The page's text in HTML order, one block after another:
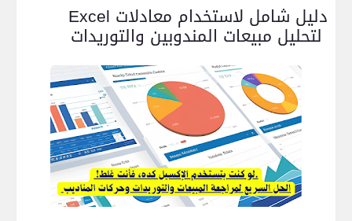
دليل شامل لاستخدام معادلات Excel
لتحليل مبيعات المندوبين والتوريدات